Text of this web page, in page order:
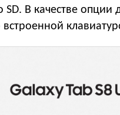
В качестве опции